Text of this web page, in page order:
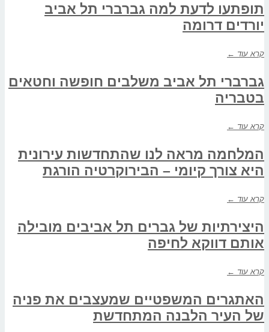
תופתעו לדעת למה גברברי תל אביב
יורדים דרומה
קרא עוד ←
גברברי תל אביב משלבים חופשה וחטאים
בטבריה
קרא עוד ←
המלחמה מראה לנו שהתחדשות עירונית
היא צורך קיומי – הבירוקרטיה הורגת
קרא עוד ←
היצירתיות של גברים תל אביבים מובילה
אותם דווקא לחיפה
קרא עוד ←
האתגרים המשפטיים שמעצבים את פניה
של העיר הלבנה המתחדשת